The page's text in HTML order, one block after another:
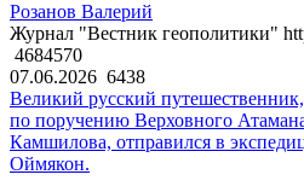
Розанов Валерий
Журнал "Вестник геополитики"
4684570
07.06.2026 6438
Великий русский
по поручению Верховного
Камшилова, отправился в
Оймякон.